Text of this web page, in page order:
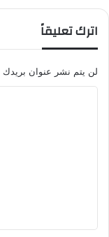
اترك تعليقاً
لن يتم نشر عنوان بريدك